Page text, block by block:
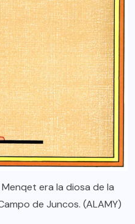
era la diosa de la
de Juncos. (ALAMY)